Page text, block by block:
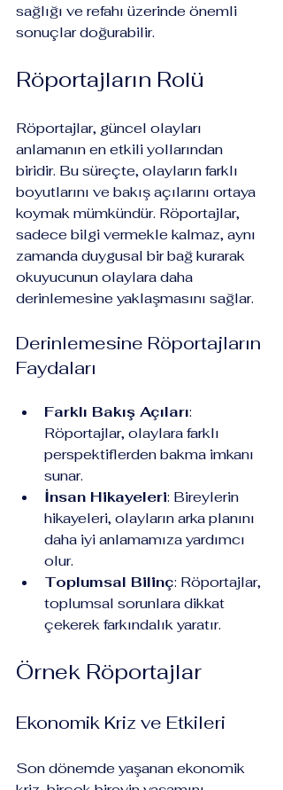
sağlığı ve refahı üzerinde önemli
sonuçlar doğurabilir.
Röportajların Rolü
Röportajlar, güncel olayları
anlamanın en etkili yollarından
biridir. Bu süreçte, olayların farklı
boyutlarını ve bakış açılarını ortaya
koymak mümkündür. Röportajlar,
sadece bilgi vermekle kalmaz, aynı
zamanda duygusal bir bağ kurarak
okuyucunun olaylara daha
derinlemesine yaklaşmasını sağlar.
Derinlemesine Röportajların
Faydaları
Farklı Bakış Açıları:
Röportajlar, olaylara farklı
perspektiflerden bakma imkanı
sunar.
İnsan Hikayeleri: Bireylerin
hikayeleri, olayların arka planını
daha iyi anlamamıza yardımcı
olur.
Toplumsal Bilinç: Röportajlar,
toplumsal sorunlara dikkat
çekerek farkındalık yaratır.
Örnek Röportajlar
Ekonomik Kriz ve Etkileri
Son dönemde yaşanan ekonomik